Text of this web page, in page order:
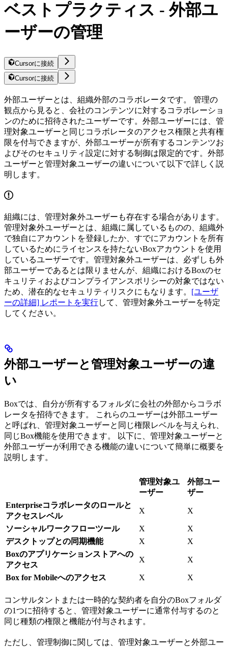
ベストプラクティス - 外部ユ
ーザーの管理
Cursorに接続
Cursorに接続
外部ユーザーとは、組織外部のコラボレータです。 管理の
観点から見ると、会社のコンテンツに対するコラボレーショ
ンのために招待されたユーザーです。外部ユーザーには、管
理対象ユーザーと同じコラボレータのアクセス権限と共有権
限を付与できますが、外部ユーザーが所有するコンテンツお
よびそのセキュリティ設定に対する制御は限定的です。外部
ユーザーと管理対象ユーザーの違いについて以下で詳しく説
明します。
組織には、管理対象外ユーザーも存在する場合があります。
管理対象外ユーザーとは、組織に属しているものの、組織外
で独自にアカウントを登録したか、すでにアカウントを所有
しているためにライセンスを持たないBoxアカウントを使用
しているユーザーです。管理対象外ユーザーは、必ずしも外
部ユーザーであるとは限りませんが、組織におけるBoxのセ
キュリティおよびコンプライアンスポリシーの対象ではない
ため、潜在的なセキュリティリスクにもなります。 [ユーザ
ーの詳細] レポートを実行して、管理対象外ユーザーを特定
してください。
外部ユーザーと管理対象ユーザーの違
い
Boxでは、自分が所有するフォルダに会社の外部からコラボ
レータを招待できます。 これらのユーザーは外部ユーザー
と呼ばれ、管理対象ユーザーと同じ権限レベルを与えられ、
同じBox機能を使用できます。 以下に、管理対象ユーザーと
外部ユーザーが利用できる機能の違いについて簡単に概要を
説明します。
管理対象ユ
ーザー
外部ユー
ザー
Enterpriseコラボレータのロールと
アクセスレベル
X X
ソーシャルワークフローツール X
X
デスクトップとの同期機能
X
X
Boxのアプリケーションストアへの
アクセス
X X
Box for Mobileへのアクセス X X
コンサルタントまたは一時的な契約者を自分のBoxフォルダ
の1つに招待すると、管理対象ユーザーに通常付与するのと
同じ種類の権限と機能が付与されます。
ただし、管理制御に関しては、管理対象ユーザーと外部ユー